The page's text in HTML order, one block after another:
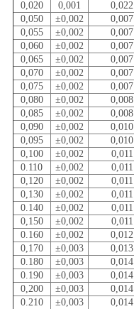
0,020 0,001 0,022
0,050
±0,002 0,007
0,055
±0,002 0,007
0,060
±0,002 0,007
0,065
±0,002 0,007
0,070
±0,002 0,007
0,075
±0,002 0,007
0,080
±0,002 0,008
0,085
±0,002 0,008
0,090
±0,002 0,010
0,095
±0,002 0,010
0,100
±0,002 0,011
0.110
±0,002 0,011
0,120
±0,002 0,011
0,130
±0,002 0,011
0.140
±0,002 0,011
0,150
±0,002 0,011
0.160
±0,002 0,012
0,170
±0,003 0,013
0.180
±0,003 0,014
0.190
±0,003 0,014
0,200
±0,003 0,014
0.210
±0,003 0,014